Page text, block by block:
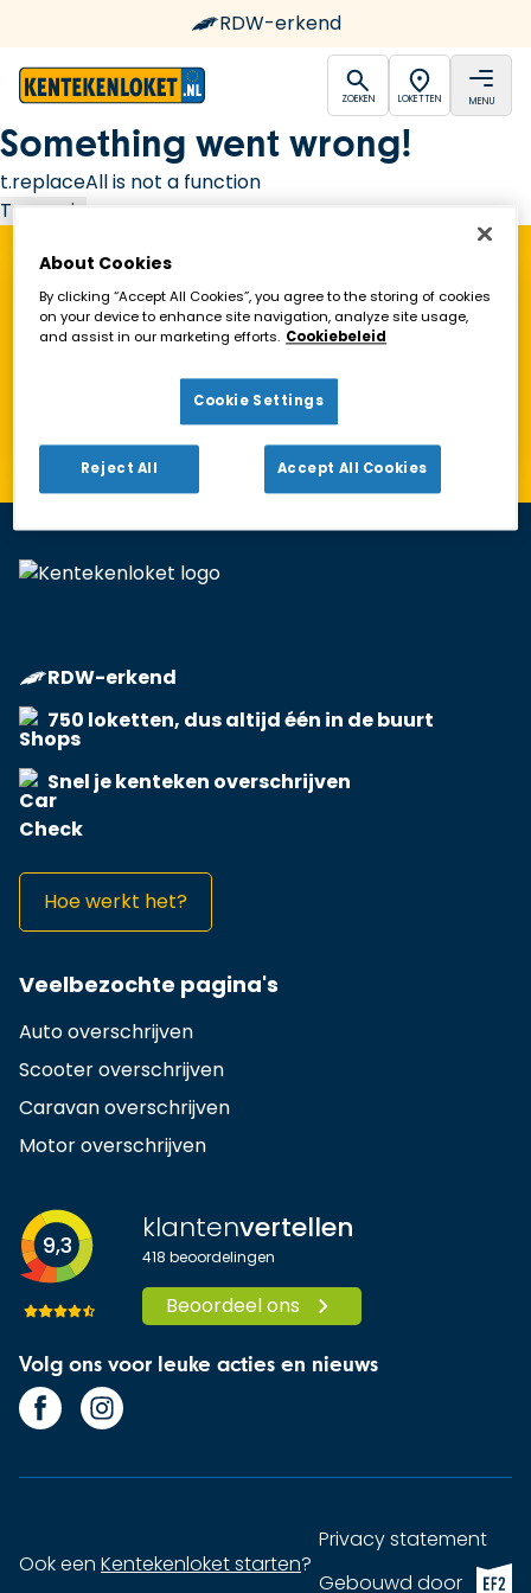
RDW-erkend
open
ZOEKEN LOKETTEN MENU
Something went wrong!
t.replaceAll is not a function
Try again
Vind een Kentekenloket in de buurt!
Toon alleen geopende loketten
RDW-erkend
750 loketten, dus altijd één in de buurt
Snel je kenteken overschrijven
Hoe werkt het?
Veelbezochte pagina's
Auto overschrijven
Scooter overschrijven
Caravan overschrijven
Motor overschrijven
9,3 klantenvertellen
418 beoordelingen
Beoordeel ons
Volg ons voor leuke acties en nieuws
Ook een Kentekenloket starten?
Privacy statement
Gebouwd doorEF2
About Cookies
By clicking “Accept All Cookies”, you agree to the storing of cookies
on your device to enhance site navigation, analyze site usage,
and assist in our marketing efforts. Cookiebeleid
Cookie Settings
Reject All Accept All Cookies